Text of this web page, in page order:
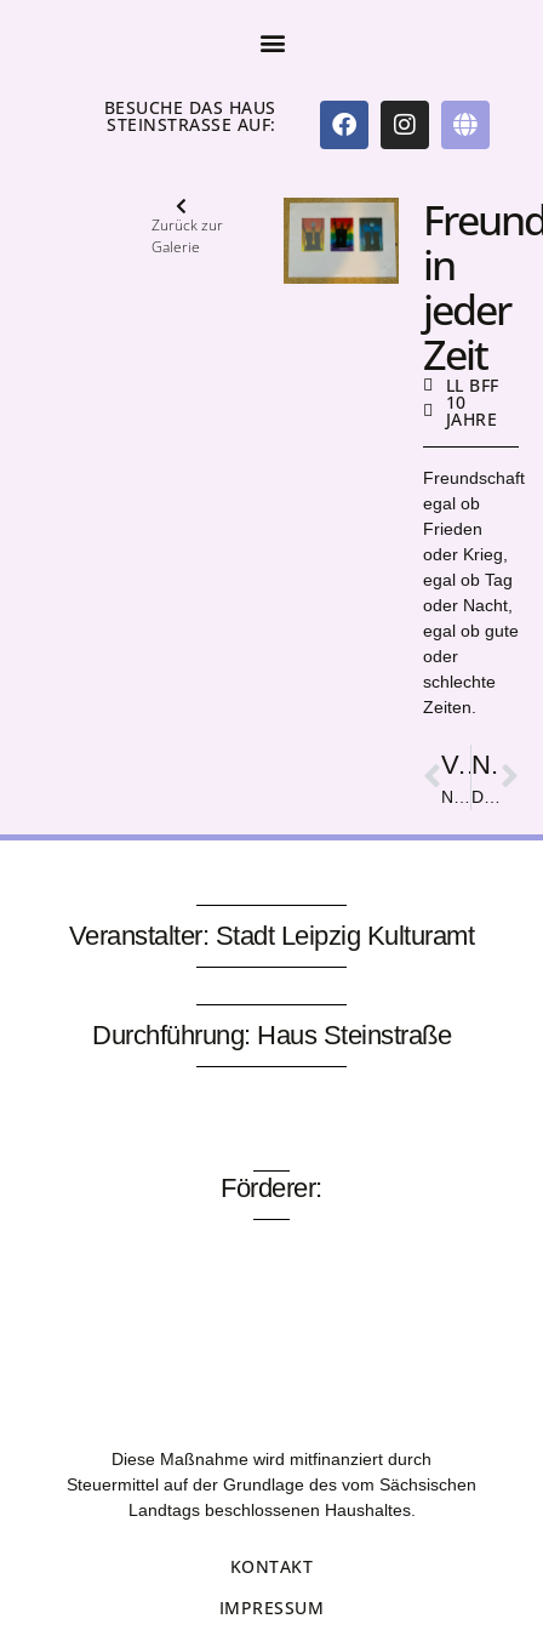
BESUCHE DAS HAUS
STEINSTRASSE AUF:
Zurück zur
Galerie
in
jeder
Zeit
LL BFF
10
JAHRE
Freundschaft
egal ob
Frieden
oder Krieg,
egal ob Tag
oder Nacht,
egal ob gute
oder
schlechte
Zeiten.
Vorige
Naturzerstörung
Nächster
Die verwunderlichen drei Rosen
Veranstalter: Stadt Leipzig Kulturamt
Durchführung: Haus Steinstraße
Förderer:
Diese Maßnahme wird mitfinanziert durch
Steuermittel auf der Grundlage des vom Sächsischen
Landtags beschlossenen Haushaltes.
KONTAKT
IMPRESSUM